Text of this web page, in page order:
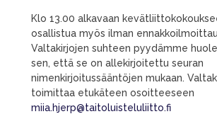
Klo 13.00 alkavaan
osallistua myös ilman
Valtakirjojen suhteen pyydämme
sen, että se on allekirjoitettu seuran
nimenkirjoitussääntöjen mukaan.
toimittaa etukäteen osoitteeseen
miia.hjerp@taitoluisteluliitto.fi